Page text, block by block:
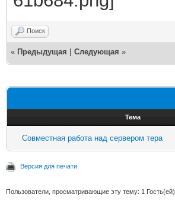
Поиск
« Предыдущая Следующая »
Тема
Совместная работа над сервером тера
Версия для печати
Пользователи, просматривающие эту тему: 1 Гость(ей)